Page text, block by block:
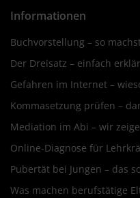
Informationen
Buchvorstellung – so
Der Dreisatz – einfach
Gefahren im Internet –
Kommasetzung prüfen –
Mediation im Abi – wir
Online-Diagnose für
Pubertät bei Jungen – das
Was machen berufstätige